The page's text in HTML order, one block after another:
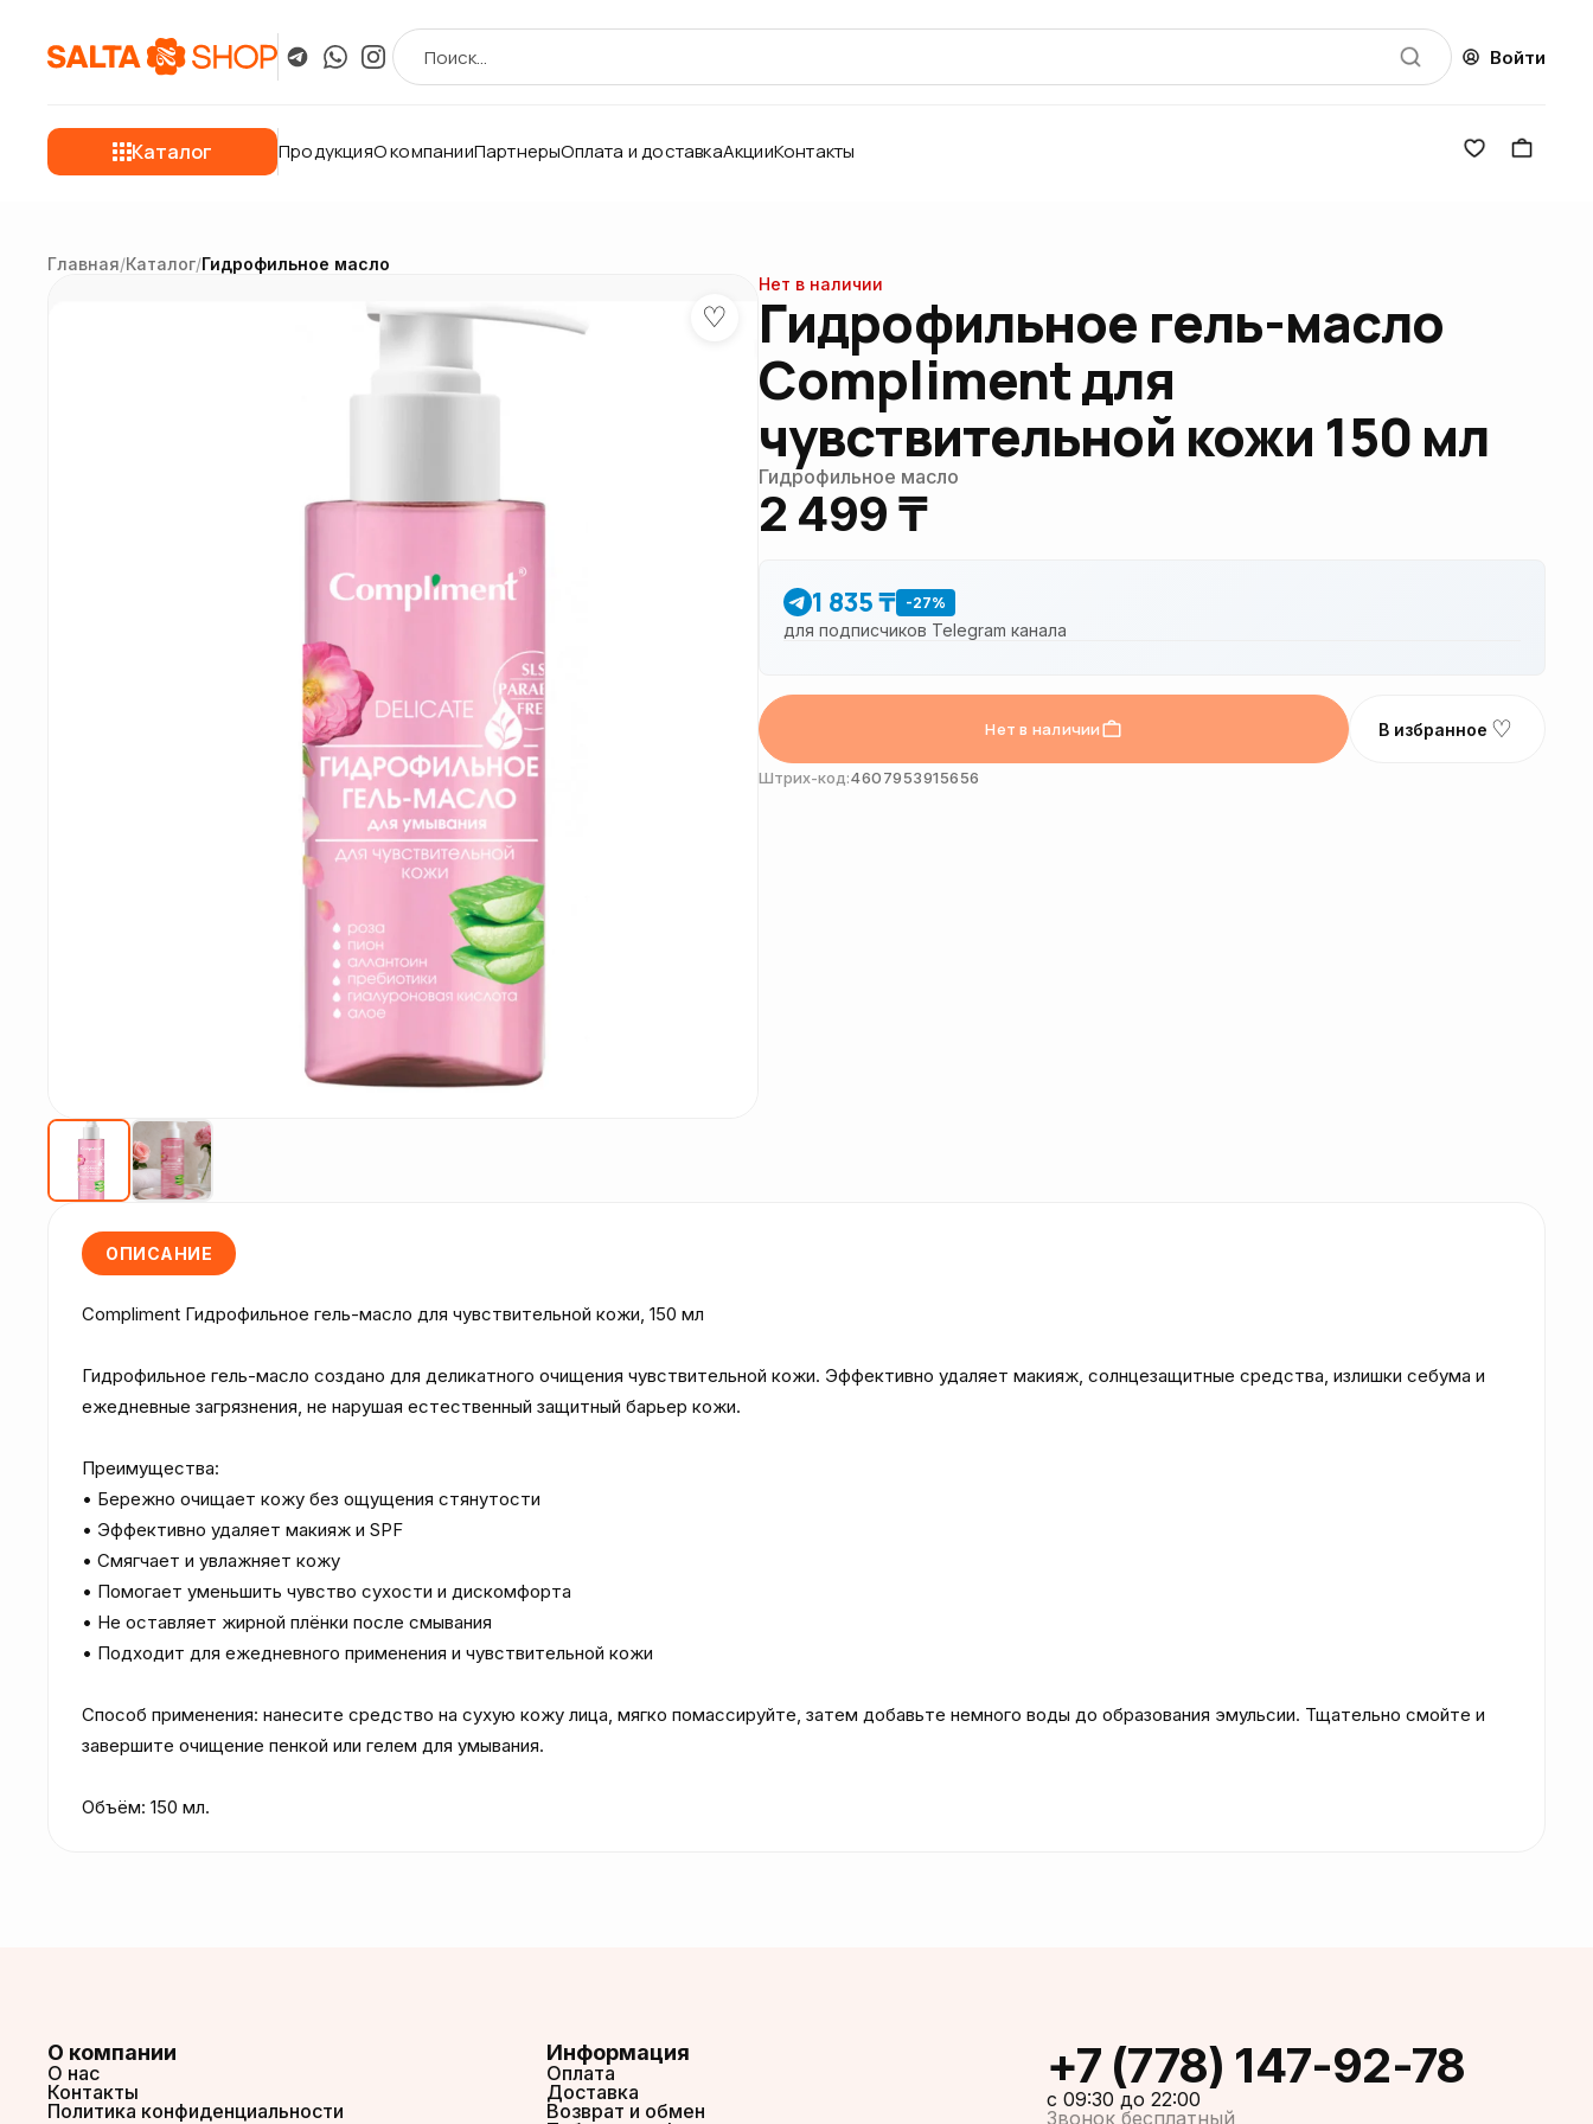
Войти
Каталог ПродукцияО компанииПартнерыОплата и доставкаАкцииКонтакты
Главная/Каталог/Гидрофильное масло
♡
Нет в наличии
Гидрофильное гель-масло
Сompliment для
чувствительной кожи 150 мл
Гидрофильное масло
2 499 ₸
1 835 ₸ -27%
для подписчиков Telegram канала
Нет в наличии В избранное ♡
Штрих-код:4607953915656
ОПИСАНИЕ
Compliment Гидрофильное гель-масло для чувствительной кожи, 150 мл
Гидрофильное гель-масло создано для деликатного очищения чувствительной кожи. Эффективно удаляет макияж, солнцезащитные средства, излишки себума и
ежедневные загрязнения, не нарушая естественный защитный барьер кожи.
Преимущества:
• Бережно очищает кожу без ощущения стянутости
• Эффективно удаляет макияж и SPF
• Смягчает и увлажняет кожу
• Помогает уменьшить чувство сухости и дискомфорта
• Не оставляет жирной плёнки после смывания
• Подходит для ежедневного применения и чувствительной кожи
Способ применения: нанесите средство на сухую кожу лица, мягко помассируйте, затем добавьте немного воды до образования эмульсии. Тщательно смойте и
завершите очищение пенкой или гелем для умывания.
Объём: 150 мл.
О компании
О нас
Контакты
Политика конфиденциальности
Информация
Оплата
Доставка
Возврат и обмен
+7 (778) 147-92-78
c 09:30 до 22:00
Звонок бесплатный